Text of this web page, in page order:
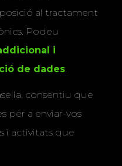
al tractament
Podeu
i
de dades.
consentiu que
per a enviar-vos
i activitats que